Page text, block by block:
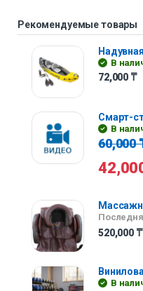
Рекомендуемые товары
В
72,000 ₸
Смарт-
В
60,000
520,000 ₸
В